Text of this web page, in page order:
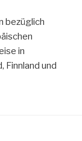
bezüglich
in
Finnland und